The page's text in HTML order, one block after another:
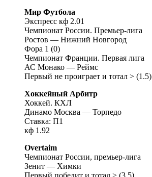
Мир Футбола
Экспресс кф 2.01
Чемпионат России. Премьер-лига
Ростов — Нижний Новгород
Фора 1 (0)
Чемпионат Франции. Первая лига
АС Монако — Реймс
Первый не проиграет и тотал > (1.5)
Хоккейный Арбитр
Хоккей. КХЛ
Динамо Москва — Торпедо
Ставка: П1
кф 1.92
Overtaim
Чемпионат России, премьер-лига
Зенит — Химки
Первый победит и тотал > (3.5)